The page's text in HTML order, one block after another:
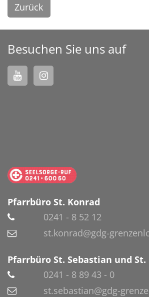
Zurück
Besuchen Sie uns auf
Pfarrbüro St. Konrad
0241 - 8 52 12
st.konrad@gdg-
Pfarrbüro St. Sebastian und St.
0241 - 8 89 43 - 0
st.sebastian@gdg-